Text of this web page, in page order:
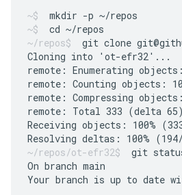
mkdir -p ~/repos
cd ~/repos
git clone
Cloning into 'ot-efr32'...
remote: Enumerating
remote: Counting objects:
remote: Compressing
remote: Total 333 (delta
Receiving objects: 100%
git
On branch main
Your branch is up to date